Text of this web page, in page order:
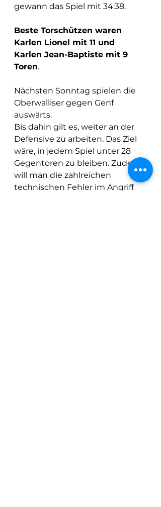
gewann das Spiel mit 34:38.
Beste Torschützen waren
Karlen Lionel mit 11 und
Karlen Jean-Baptiste mit 9
Toren.
Nächsten Sonntag spielen die
Oberwalliser gegen Genf
auswärts.
Bis dahin gilt es, weiter an der
Defensive zu arbeiten. Das Ziel
wäre, in jedem Spiel unter 28
Gegentoren zu bleiben. Zudem
will man die zahlreichen
technischen Fehler im Angriff